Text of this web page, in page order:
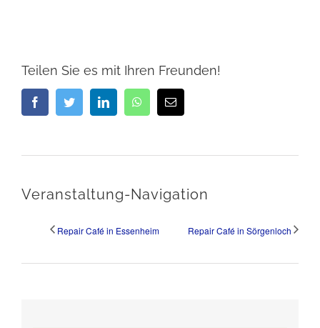
Teilen Sie es mit Ihren Freunden!
FacebookTwitterLinkedIn WhatsApp
E-
Mail
Veranstaltung-Navigation
Repair Café in Essenheim Repair Café in Sörgenloch